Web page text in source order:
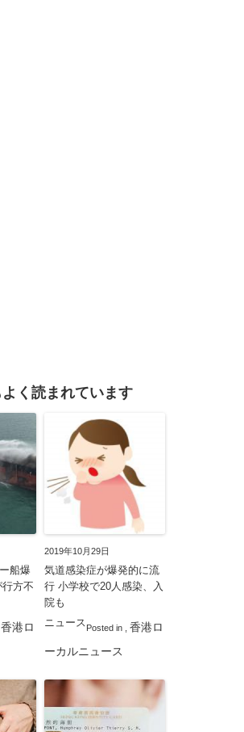
く読まれています
船爆
方不
香港ロ
2019年10月29日
気道感染症が爆発的に流
行 小学校で20人感染、入
院も
Posted in
ニュース
香港ロ
ーカルニュース